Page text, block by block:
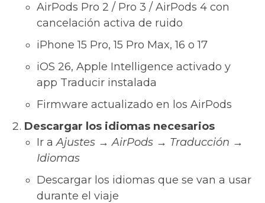
AirPods Pro 2 / Pro 3 / AirPods 4 con
cancelación activa de ruido
iPhone 15 Pro, 15 Pro Max, 16 o 17
iOS 26, Apple Intelligence activado y
app Traducir instalada
Firmware actualizado en los AirPods
Descargar los idiomas necesarios
Ir aAjustes → AirPods → Traducción →
Idiomas
Descargar los idiomas que se van a usar
durante el viaje